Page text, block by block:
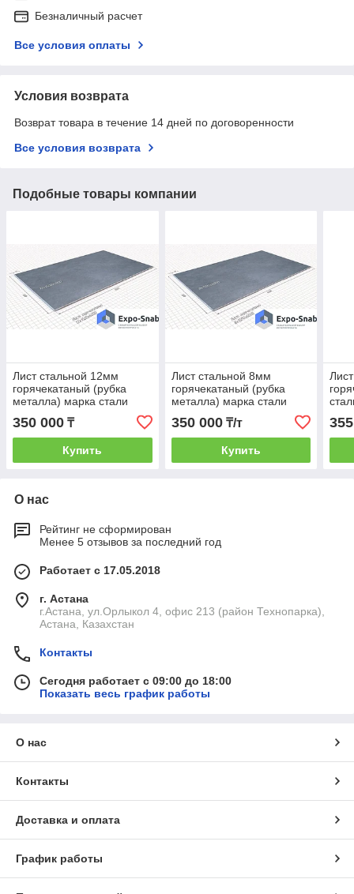
Безналичный расчет
Все условия оплаты
Условия возврата
Возврат товара в течение 14 дней по договоренности
Все условия возврата
Подобные товары компании
Лист стальной 12мм
горячекатаный (рубка
металла) марка стали
ст3сп5,ст3пс5, 09Г2С,
ст20, ст 40Х, ст 45, ст 65
350 000 ₸
Купить
Лист стальной 8мм
горячекатаный (рубка
металла) марка стали
ст3сп5,ст3пс5, 09Г2С,
ст20, ст 40Х, ст 45, ст 65Г
350 000₸/т
Купить
ст
О нас
Рейтинг не сформирован
Менее 5 отзывов за последний год
Работает с 17.05.2018
г. Астана
г.Астана, ул.Орлыкол 4, офис 213 (район Технопарка),
Астана, Казахстан
Контакты
Сегодня работает с 09:00 до 18:00
Показать весь график работы
О нас
Контакты
Доставка и оплата
График работы